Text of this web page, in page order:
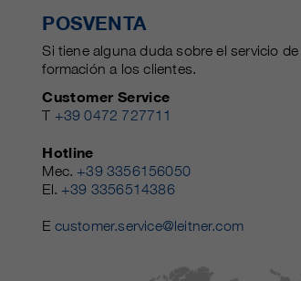
POSVENTA
Si tiene alguna duda sobre el servicio
formación a los clientes.
Customer Service
T +39 0472 727711
Hotline
Mec. +39 3356156050
El. +39 3356514386
E customer.service@leitner.com